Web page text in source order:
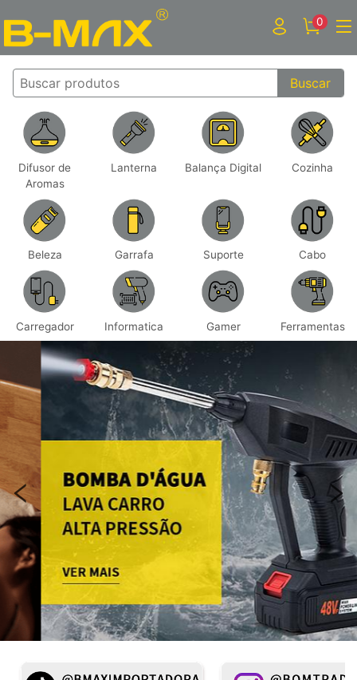
0
Buscar
Difusor de
Aromas
Lanterna Balança Digital Cozinha
Beleza Garrafa Suporte Cabo
Carregador Informatica Gamer Ferramentas